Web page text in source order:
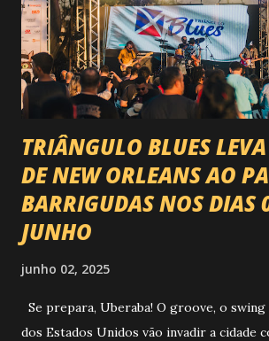
da música brasileira , contemplando
piseiro e sofrência nível hard: Gusttavo
Natanzinho Lima Jads & ...
TRIÂNGULO BLUES
DE NEW ORLEANS AO
BARRIGUDAS NOS DIAS
JUNHO
junho 02, 2025
Se prepara, Uberaba! O groove, o swing
dos Estados Unidos vão invadir a cidade